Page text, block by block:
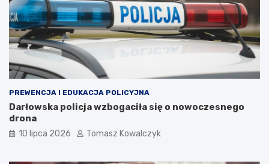
PREWENCJA I EDUKACJA POLICYJNA
Darłowska policja wzbogaciła się o nowoczesnego
drona
10 lipca 2026 Tomasz Kowalczyk